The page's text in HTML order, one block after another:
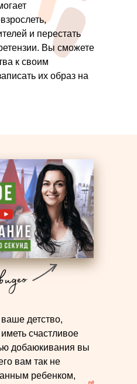
и перестать
Вы сможете
к своим
их образ на
детство,
счастливое
добаюкивания вы
вам так не
ребенком,